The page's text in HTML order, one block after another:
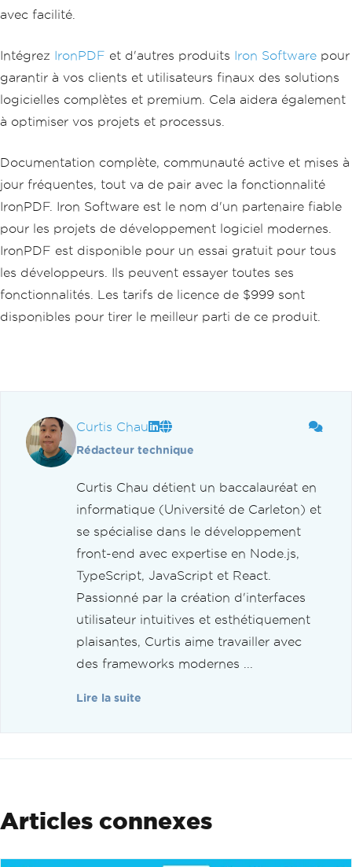
avec facilité.
Intégrez IronPDF et d'autres produits Iron Software pour
garantir à vos clients et utilisateurs finaux des solutions
logicielles complètes et premium. Cela aidera également
à optimiser vos projets et processus.
Documentation complète, communauté active et mises à
jour fréquentes, tout va de pair avec la fonctionnalité
IronPDF. Iron Software est le nom d'un partenaire fiable
pour les projets de développement logiciel modernes.
IronPDF est disponible pour un essai gratuit pour tous
les développeurs. Ils peuvent essayer toutes ses
fonctionnalités. Les tarifs de licence de $999 sont
disponibles pour tirer le meilleur parti de ce produit.
Curtis Chau
Rédacteur technique
Curtis Chau détient un baccalauréat en
informatique (Université de Carleton) et
se spécialise dans le développement
front-end avec expertise en Node.js,
TypeScript, JavaScript et React.
Passionné par la création d'interfaces
utilisateur intuitives et esthétiquement
plaisantes, Curtis aime travailler avec
des frameworks modernes ...
Lire la suite
Articles connexes